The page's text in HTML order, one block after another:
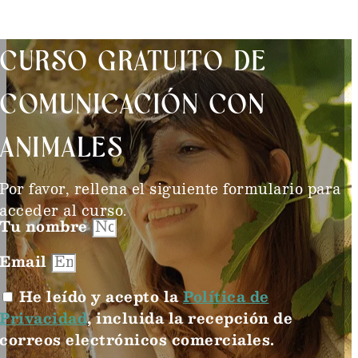
CURSO GRATUITO DE
COMUNICACIÓN CON
ANIMALES
Por favor, rellena el siguiente formulario para
acceder al curso.
Tu nombre
Email
He leído y acepto laPolítica de
Privacidad, incluida la recepción de
correos electrónicos comerciales.